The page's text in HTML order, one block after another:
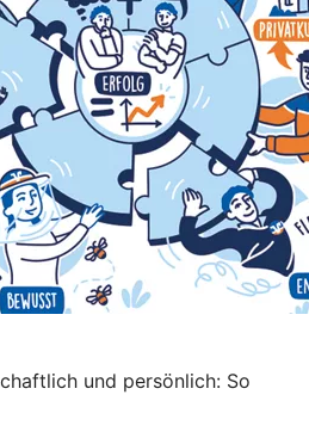
und persönlich: So